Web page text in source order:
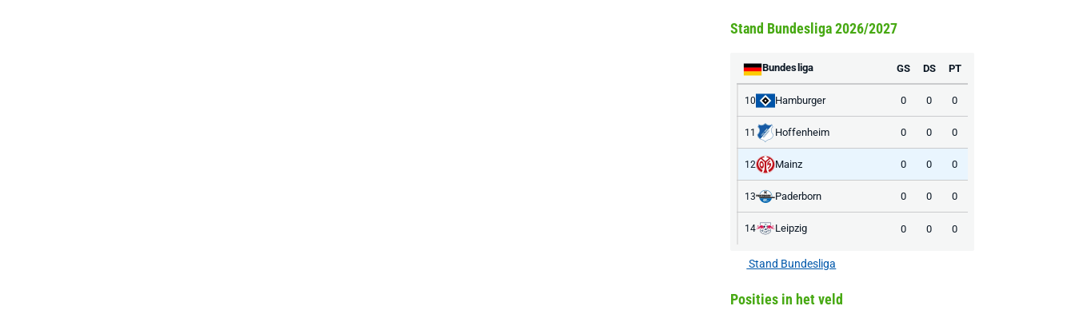
Stand Bundesliga 2026/2027
Bundesliga GS DS PT
10 Hamburger 0 0 0
11 Hoffenheim 0 0 0
12 Mainz 0 0 0
13 Paderborn 0 0 0
14 Leipzig 0 0 0
Stand Bundesliga
Posities in het veld